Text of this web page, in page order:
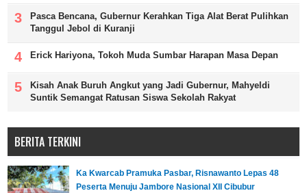
Pasca Bencana, Gubernur Kerahkan Tiga Alat Berat Pulihkan
Tanggul Jebol di Kuranji
Erick Hariyona, Tokoh Muda Sumbar Harapan Masa Depan
Kisah Anak Buruh Angkut yang Jadi Gubernur, Mahyeldi
Suntik Semangat Ratusan Siswa Sekolah Rakyat
BERITA TERKINI
Ka Kwarcab Pramuka Pasbar, Risnawanto Lepas 48
Peserta Menuju Jambore Nasional XII Cibubur